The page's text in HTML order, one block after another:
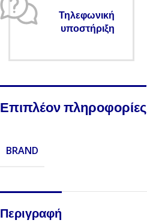
Τηλεφωνική
υποστήριξη
Επιπλέον πληροφορίες
BRAND
Περιγραφή